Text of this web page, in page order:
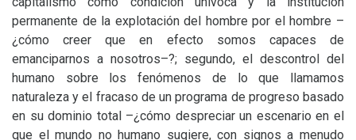
permanente de la explotación del hombre por el hombre –
¿cómo creer que en efecto somos capaces de
emanciparnos a nosotros–?; segundo, el descontrol del
humano sobre los fenómenos de lo que llamamos
naturaleza y el fracaso de un programa de progreso basado
en su dominio total –¿cómo despreciar un escenario en el
que el mundo no humano sugiere, con signos a menudo